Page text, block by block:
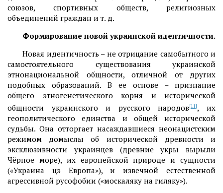
союзов, спортивных обществ, религиозных
объединений граждан и т. д.
Формирование новой украинской идентичности.
Новая идентичность – не отрицание самобытного и
самостоятельного существования украинской
этнонациональной общности, отличной от других
подобных образований. В ее основе – признание
общего этногенетического корня и исторической
общности украинского и русского народов[11], их
геополитического единства и общей исторической
судьбы. Она отторгает насаждавшиеся неонацистским
режимом домыслы об исторической древности и
эксклюзивности украинцев (древние укры вырыли
Чёрное море), их европейской природе и сущности
(«Украина цэ Европа»), и извечной естественной
агрессивной русофобии («москаляку на гиляку»).